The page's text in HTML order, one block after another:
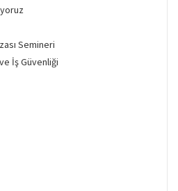
Semineri
İş Güvenliği